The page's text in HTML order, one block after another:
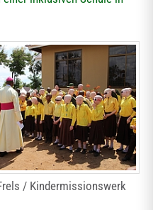
/ Kindermissionswerk